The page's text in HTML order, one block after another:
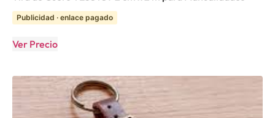
Publicidad · enlace pagado
Ver Precio